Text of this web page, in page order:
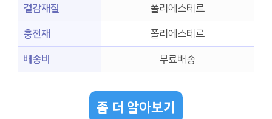
겉감재질
폴리에스테르
충전재
폴리에스테르
배송비
무료배송
좀 더 알아보기